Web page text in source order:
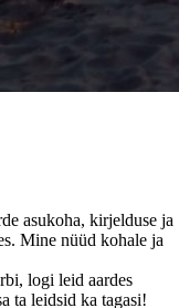
asukoha, kirjelduse ja
Mine nüüd kohale ja
logi leid aardes
ta leidsid ka tagasi!